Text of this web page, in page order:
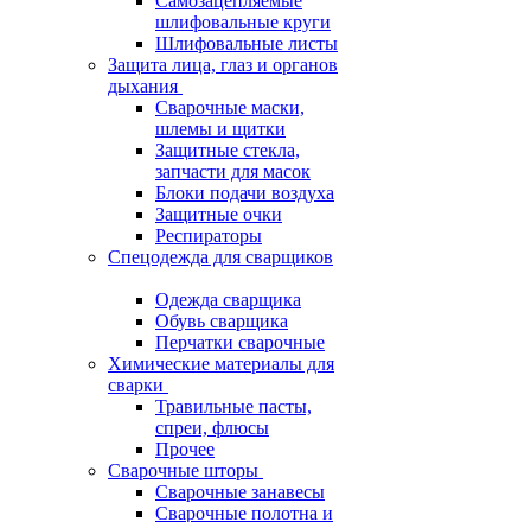
шлифовальные круги
Шлифовальные листы
Защита лица, глаз и органов
дыхания
Сварочные маски,
шлемы и щитки
Защитные стекла,
запчасти для масок
Блоки подачи воздуха
Защитные очки
Респираторы
Спецодежда для сварщиков
Одежда сварщика
Обувь сварщика
Перчатки сварочные
Химические материалы для
сварки
Травильные пасты,
спреи, флюсы
Прочее
Сварочные шторы
Сварочные занавесы
Сварочные полотна и